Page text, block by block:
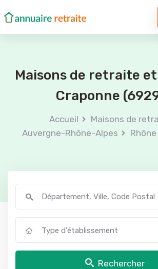
Maisons de retraite et
Craponne
Accueil
Maisons de
Auvergne-Rhône-Alpes
Rhône
Type d'établissement
Rechercher